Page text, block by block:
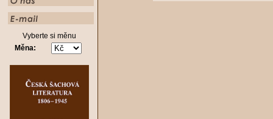
Vyberte si měnu
Měna: